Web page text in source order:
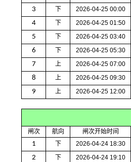
3 下 2026-04-25 00:00
4 下 2026-04-25 01:50
5 下 2026-04-25 03:40
6 下 2026-04-25 05:30
7 上 2026-04-25 07:00
8 上 2026-04-25 09:30
9 上 2026-04-25 12:00
闸次 航向 闸次开始时间
1 下 2026-04-24 18:30
2 下 2026-04-24 19:10